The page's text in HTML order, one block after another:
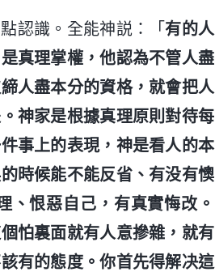
認識。全能神説：「 有的人
真理掌權，他認為不管人盡
人盡本分的資格，就會把人
神家是根據真理原則對待每
事上的表現，神是看人的本
時候能不能反省、有没有懊
、恨惡自己，有真實悔改。
怕裏面就有人意摻雜，就有
有的態度。你首先得解决這